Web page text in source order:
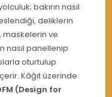
bakırın nasıl
deliklerin
maskelerin ve
nasıl panellenip
oturtulup
Kâğıt üzerinde
(Design for